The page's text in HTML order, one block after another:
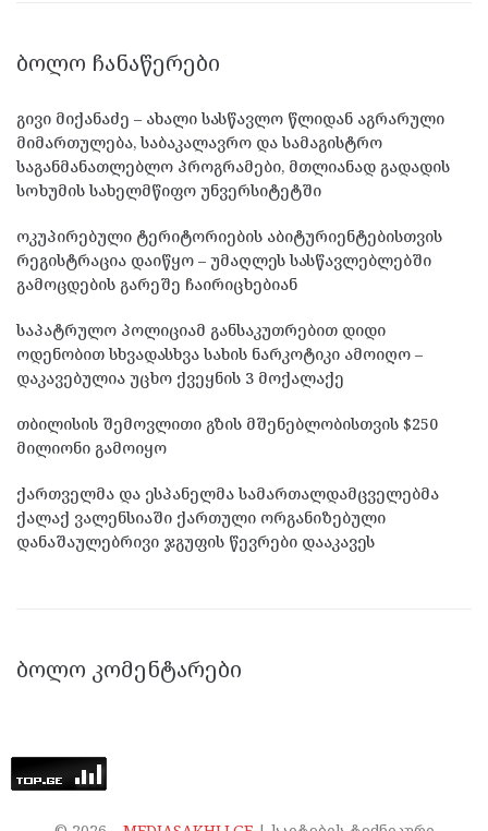
ᲑᲝᲚᲝ ᲩᲐᲜᲐᲬᲔᲠᲔᲑᲘ
გივი მიქანაძე – ახალი სასწავლო წლიდან აგრარული
მიმართულება, საბაკალავრო და სამაგისტრო
საგანმანათლებლო პროგრამები, მთლიანად გადადის
სოხუმის სახელმწიფო უნვერსიტეტში
ოკუპირებული ტერიტორიების აბიტურიენტებისთვის
რეგისტრაცია დაიწყო – უმაღლეს სასწავლებლებში
გამოცდების გარეშე ჩაირიცხებიან
საპატრულო პოლიციამ განსაკუთრებით დიდი
ოდენობით სხვადასხვა სახის ნარკოტიკი ამოიღო –
დაკავებულია უცხო ქვეყნის 3 მოქალაქე
თბილისის შემოვლითი გზის მშენებლობისთვის $250
მილიონი გამოიყო
ქართველმა და ესპანელმა სამართალდამცველებმა
ქალაქ ვალენსიაში ქართული ორგანიზებული
დანაშაულებრივი ჯგუფის წევრები დააკავეს
ᲑᲝᲚᲝ ᲙᲝᲛᲔᲜᲢᲐᲠᲔᲑᲘ